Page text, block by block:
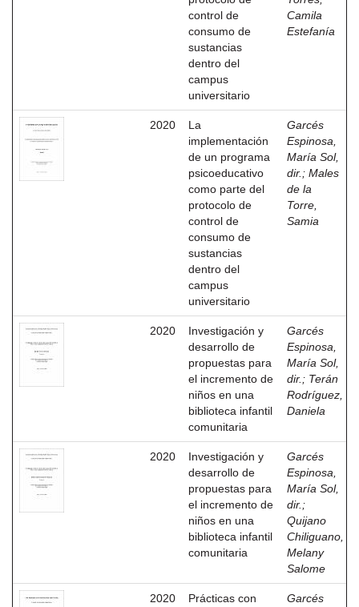
control de
consumo de
sustancias
dentro del
campus
universitario
Camila
Estefanía
2020
La
implementación
de un programa
psicoeducativo
como parte del
protocolo de
control de
consumo de
sustancias
dentro del
campus
universitario
Garcés
Espinosa,
María Sol,
dir. ; Males
de la
Torre,
Samia
2020
Investigación y
desarrollo de
propuestas para
el incremento de
niños en una
biblioteca infantil
comunitaria
Garcés
Espinosa,
María Sol,
dir. ; Terán
Rodríguez,
Daniela
2020
Investigación y
desarrollo de
propuestas para
el incremento de
niños en una
biblioteca infantil
comunitaria
Garcés
Espinosa,
María Sol,
dir. ;
Quijano
Chiliguano,
Melany
Salome
2020
Prácticas con
Garcés